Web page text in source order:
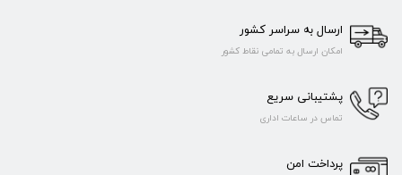
ارسال به سراسر کشور
امکان ارسال به تمامی نقاط کشور
پشتیبانی سریع
تماس در ساعات اداری
پرداخت امن